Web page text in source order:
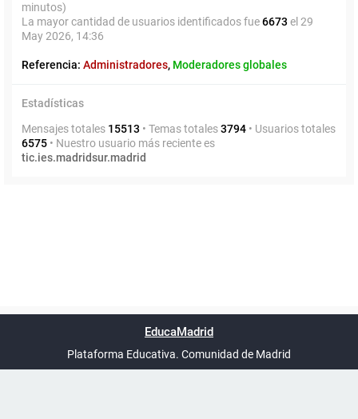
minutos)
La mayor cantidad de usuarios identificados fue6673 el 29
May 2026, 14:36
Referencia: Administradores, Moderadores globales
Estadísticas
Mensajes totales 15513 • Temas totales3794 • Usuarios totales
6575 • Nuestro usuario más reciente es
tic.ies.madridsur.madrid
UTC+02:00
phpBB España
EducaMadrid
Plataforma Educativa. Comunidad de Madrid